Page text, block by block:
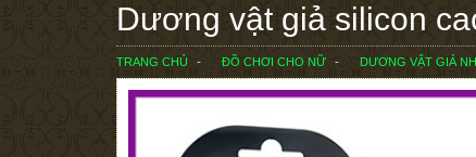
Dương vật giả silicon
TRANG CHỦ ĐỒ CHƠI CHO NỮ DƯƠNG VẬT GIẢ